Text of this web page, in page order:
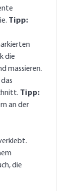
Tipp:
die
massieren.
Tipp:
an der
die